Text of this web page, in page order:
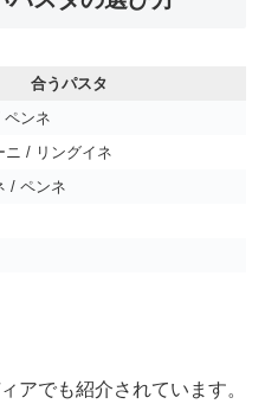
合うパスタ
ペンネ
ニ / リングイネ
/ ペンネ
アでも紹介されています。